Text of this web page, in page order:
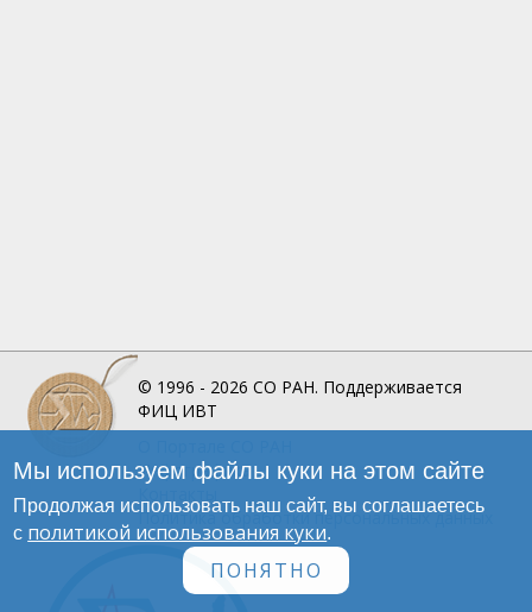
© 1996 - 2026 СО РАН. Поддерживается
ФИЦ ИВТ
Инфографика
Политика обработки персональных данных
Мы используем файлы куки на этом сайте
Продолжая использовать наш сайт, вы соглашаетесь
с политикой использования куки.
ПОНЯТНО